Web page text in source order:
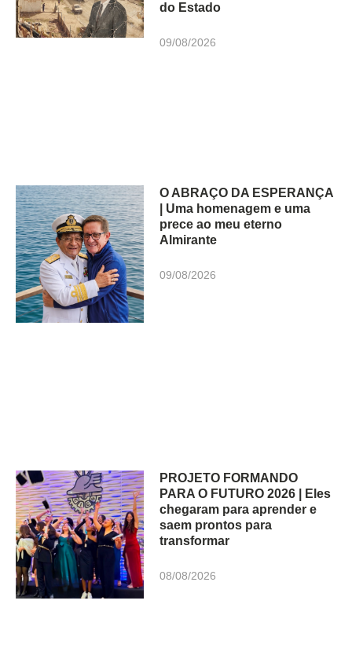
do Estado
09/08/2026
O ABRAÇO DA ESPERANÇA
| Uma homenagem e uma
prece ao meu eterno
Almirante
09/08/2026
PROJETO FORMANDO
PARA O FUTURO 2026 | Eles
chegaram para aprender e
saem prontos para
transformar
08/08/2026